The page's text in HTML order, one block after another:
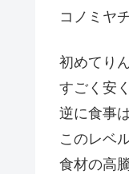
コノミヤ
初めてり
すごく安
逆に食事
このレベ
食材の高